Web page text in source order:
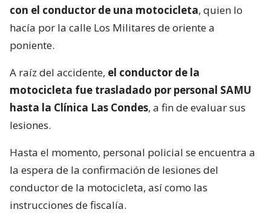
con el conductor de una motocicleta, quien lo
hacía por la calle Los Militares de oriente a
poniente.
A raíz del accidente, el conductor de la
motocicleta fue trasladado por personal SAMU
hasta la Clínica Las Condes, a fin de evaluar sus
lesiones.
Hasta el momento, personal policial se encuentra a
la espera de la confirmación de lesiones del
conductor de la motocicleta, así como las
instrucciones de fiscalía.